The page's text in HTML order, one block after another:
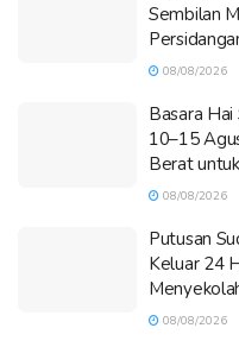
Sembilan
08/08/2026
Basara
10–15
Berat
08/08/2026
Putusan
Keluar 24
08/08/2026